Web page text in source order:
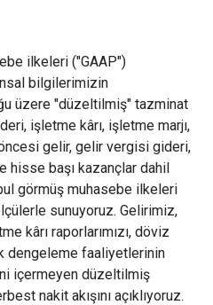
ilkeleri ("GAAP")
bilgilerimizin
üzere "düzeltilmiş" tazminat
işletme kârı, işletme marjı,
gelir, gelir vergisi gideri,
hisse başı kazançlar dahil
görmüş muhasebe ilkeleri
sunuyoruz. Gelirimiz,
kârı raporlarımızı, döviz
dengeleme faaliyetlerinin
içermeyen düzeltilmiş
nakit akışını açıklıyoruz.